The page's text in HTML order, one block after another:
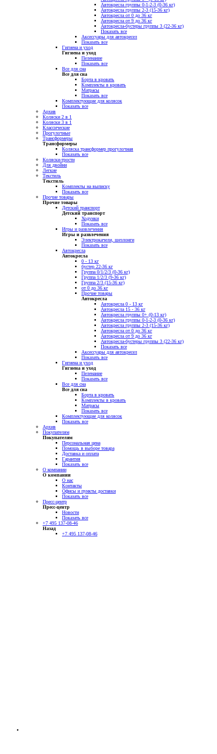
Автокресла группы 0-1-2-3 (0-36 кг)
Автокресла группы 2-3 (15-36 кг)
Автокресла от 0 до 36 кг
Автокресла от 9 до 36 кг
Автокресла-бустеры группы 3 (22-36 кг)
Показать все
Аксессуары для автокресел
Показать все
Гигиена и уход
Гигиена и уход
Пеленание
Показать все
Все для сна
Все для сна
Борта в кровать
Комплекты в кровать
Матрасы
Показать все
Комплектующие для колясок
Показать все
Архив
Коляски 2 в 1
Коляски 3 в 1
Классические
Прогулочные
Трансформеры
Трансформеры
Коляска трансформер прогулочная
Показать все
Коляски-трости
Для двойни
Легкие
Текстиль
Текстиль
Комплекты на выписку
Показать все
Прочие товары
Прочие товары
Детский транспорт
Детский транспорт
Ходунки
Показать все
Игры и развлечения
Игры и развлечения
Электрокачели, шезлонги
Показать все
Автокресла
Автокресла
0 - 13 кг
бустер 22-36 кг
Группа 0/1/2/3 (0-36 кг)
Группа 1/2/3 (9-36 кг)
Группа 2/3 (15-36 кг)
от 0 до 36 кг
Прочие товары
Автокресла
Автокресла 0 - 13 кг
Автокресла 15 - 36 кг
Автокресла группы 0+ (0-13 кг)
Автокресла группы 0-1-2-3 (0-36 кг)
Автокресла группы 2-3 (15-36 кг)
Автокресла от 0 до 36 кг
Автокресла от 9 до 36 кг
Автокресла-бустеры группы 3 (22-36 кг)
Показать все
Аксессуары для автокресел
Показать все
Гигиена и уход
Гигиена и уход
Пеленание
Показать все
Все для сна
Все для сна
Борта в кровать
Комплекты в кровать
Матрасы
Показать все
Комплектующие для колясок
Показать все
Архив
Покупателям
Покупателям
Персональная цена
Помощь в выборе товара
Доставка и оплата
Гарантия
Показать все
О компании
О компании
О нас
Контакты
Офисы и пункты доставки
Показать все
Пресс-центр
Пресс-центр
Новости
Показать все
+7 495 137-08-46
Назад
+7 495 137-08-46